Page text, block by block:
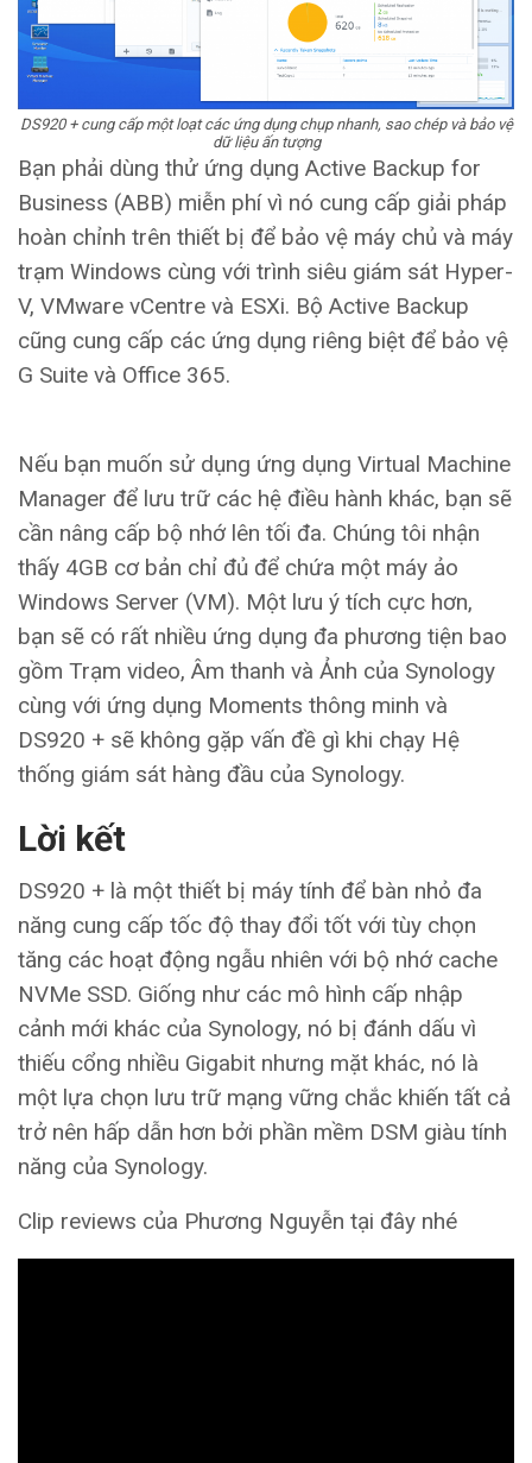
DS920 + cung cấp một loạt các ứng dụng chụp nhanh, sao chép và bảo vệ
dữ liệu ấn tượng
Bạn phải dùng thử ứng dụng Active Backup for
Business (ABB) miễn phí vì nó cung cấp giải pháp
hoàn chỉnh trên thiết bị để bảo vệ máy chủ và máy
trạm Windows cùng với trình siêu giám sát Hyper-
V, VMware vCentre và ESXi. Bộ Active Backup
cũng cung cấp các ứng dụng riêng biệt để bảo vệ
G Suite và Office 365.
Nếu bạn muốn sử dụng ứng dụng Virtual Machine
Manager để lưu trữ các hệ điều hành khác, bạn sẽ
cần nâng cấp bộ nhớ lên tối đa. Chúng tôi nhận
thấy 4GB cơ bản chỉ đủ để chứa một máy ảo
Windows Server (VM). Một lưu ý tích cực hơn,
bạn sẽ có rất nhiều ứng dụng đa phương tiện bao
gồm Trạm video, Âm thanh và Ảnh của Synology
cùng với ứng dụng Moments thông minh và
DS920 + sẽ không gặp vấn đề gì khi chạy Hệ
thống giám sát hàng đầu của Synology.
Lời kết
DS920 + là một thiết bị máy tính để bàn nhỏ đa
năng cung cấp tốc độ thay đổi tốt với tùy chọn
tăng các hoạt động ngẫu nhiên với bộ nhớ cache
NVMe SSD. Giống như các mô hình cấp nhập
cảnh mới khác của Synology, nó bị đánh dấu vì
thiếu cổng nhiều Gigabit nhưng mặt khác, nó là
một lựa chọn lưu trữ mạng vững chắc khiến tất cả
trở nên hấp dẫn hơn bởi phần mềm DSM giàu tính
năng của Synology.
Clip reviews của Phương Nguyễn tại đây nhé